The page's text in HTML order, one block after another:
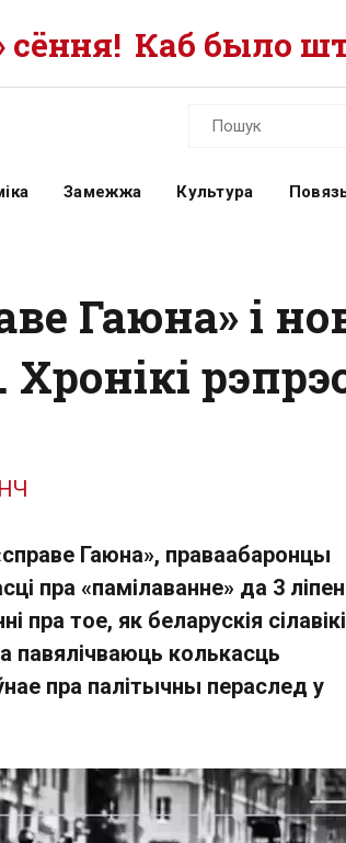
Каб было
Замежжа Культура
Гаюна» і
НЧ
Гаюна», праваабаронцы
пра «памілаванне» да 3
пра тое, як беларускія
павялічваюць колькасць
пра палітычны пераслед у